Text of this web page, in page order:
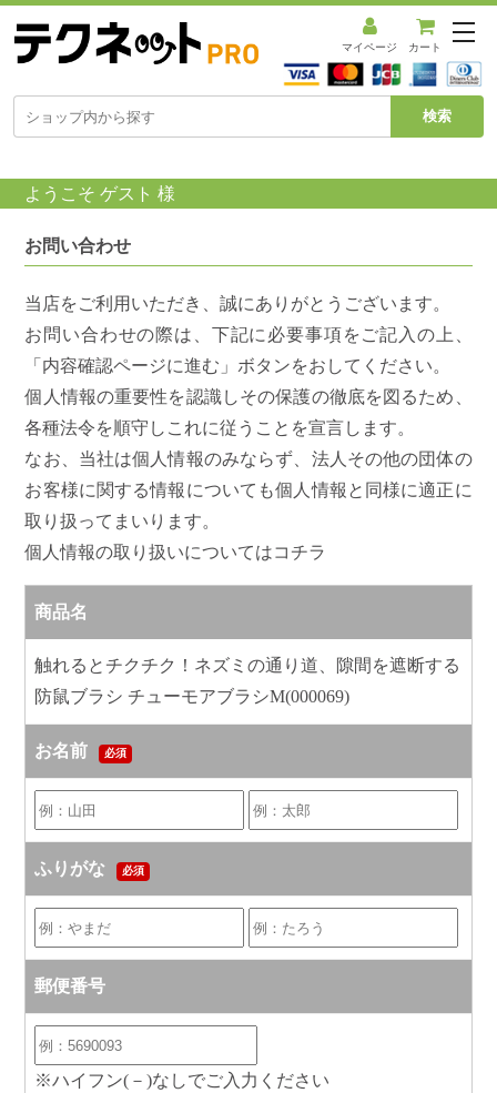
マイページ カート
メ
ュ
ー
を
く
ようこそ ゲスト 様
お問い合わせ
当店をご利用いただき、誠にありがとうございます。
お問い合わせの際は、下記に必要事項をご記入の上、
「内容確認ページに進む」ボタンをおしてください。
個人情報の重要性を認識しその保護の徹底を図るため、
各種法令を順守しこれに従うことを宣言します。
なお、当社は個人情報のみならず、法人その他の団体の
お客様に関する情報についても個人情報と同様に適正に
取り扱ってまいります。
個人情報の取り扱いについてはコチラ
商品名
触れるとチクチク！ネズミの通り道、隙間を遮断する
防鼠ブラシ チューモアブラシM(000069)
お名前 必須
ふりがな 必須
郵便番号
※ハイフン(－)なしでご入力ください